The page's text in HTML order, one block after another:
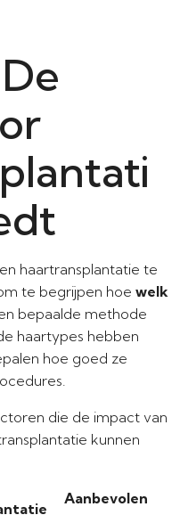
haartransplantatie te
te begrijpen hoe welk
bepaalde methode
haartypes hebben
hoe goed ze
die de impact van
kunnen
Aanbevolen